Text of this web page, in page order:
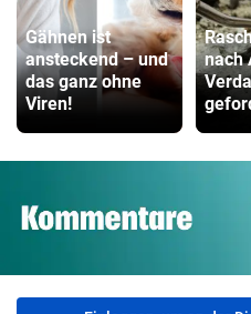
Gähnen ist
ansteckend – und
das ganz ohne
Viren!
nach